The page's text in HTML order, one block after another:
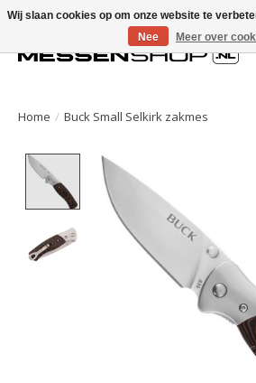
Home / Buck Small Selkirk zakmes
Product image slideshow
Wij slaan cookies op om onze website te
Nee
Meer over